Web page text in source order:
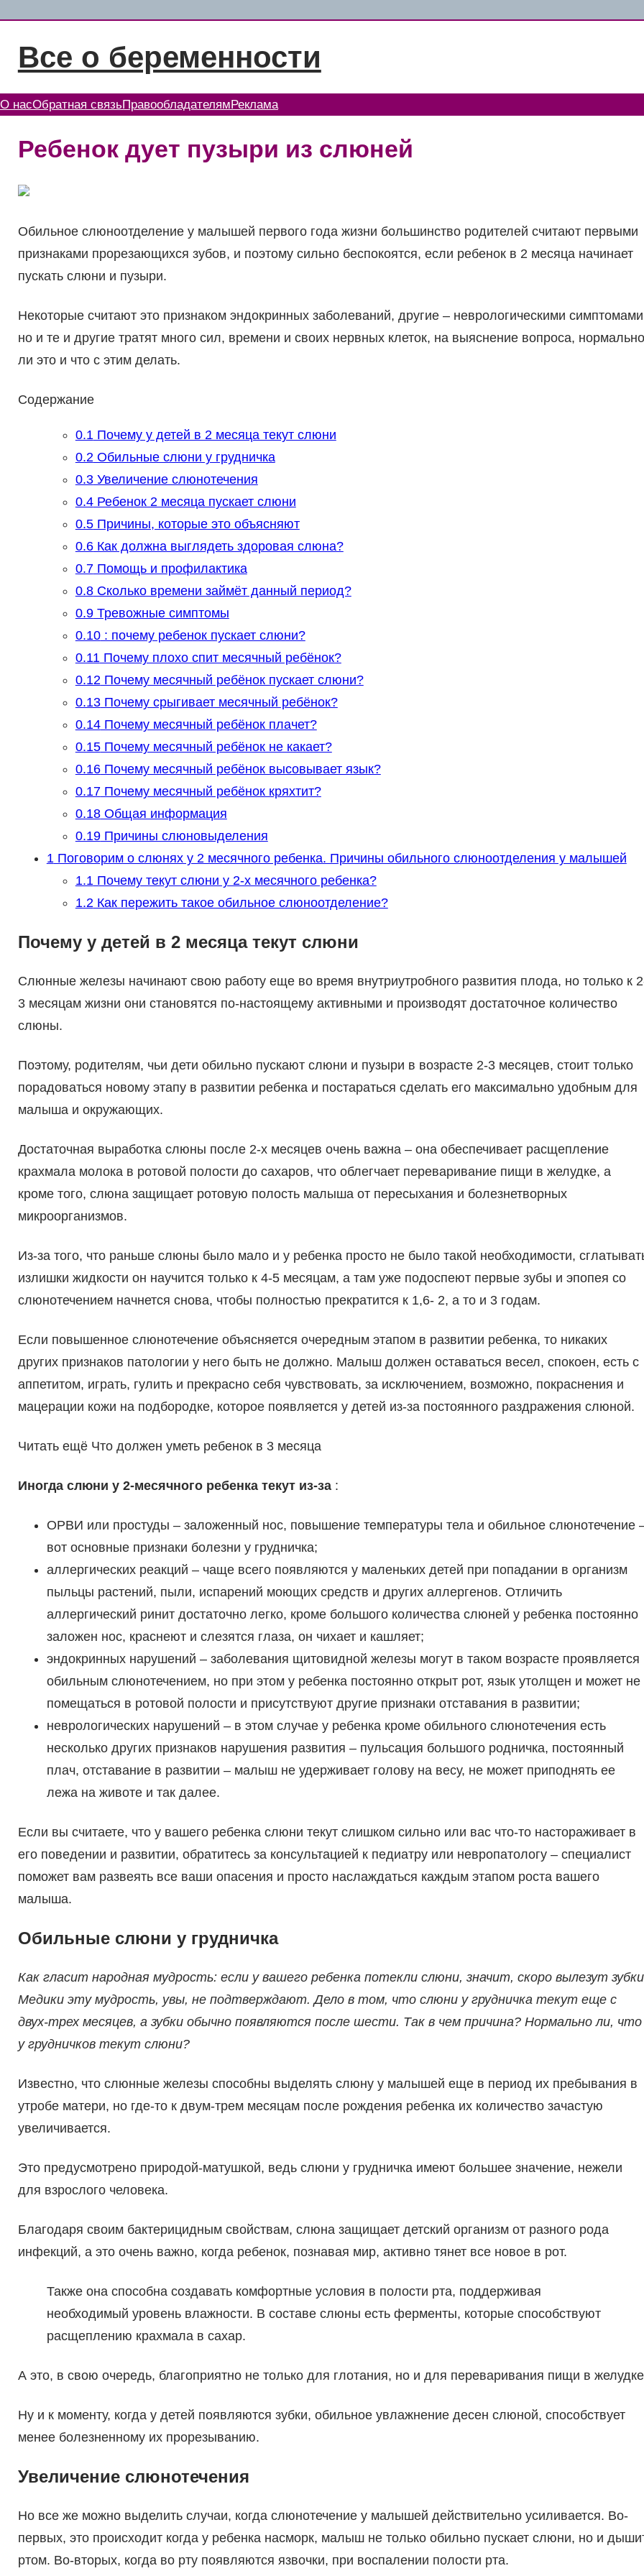
содержимому
Все о беременности
О насОбратная связьПравообладателям Реклама
Ребенок дует пузыри из слюней
Обильное слюноотделение у малышей первого года жизни большинство родителей считают первыми
признаками прорезающихся зубов, и поэтому сильно беспокоятся, если ребенок в 2 месяца начинает
пускать слюни и пузыри.
Некоторые считают это признаком эндокринных заболеваний, другие – неврологическими
но и те и другие тратят много сил, времени и своих нервных клеток, на выяснение вопроса, нормально
ли это и что с этим делать.
Содержание
0.1Почему у детей в 2 месяца текут слюни
0.2Обильные слюни у грудничка
0.3Увеличение слюнотечения
0.4Ребенок 2 месяца пускает слюни
0.5Причины, которые это объясняют
0.6Как должна выглядеть здоровая слюна?
0.7Помощь и профилактика
0.8Сколько времени займёт данный период?
0.9Тревожные симптомы
0.10: почему ребенок пускает слюни?
0.11Почему плохо спит месячный ребёнок?
0.12Почему месячный ребёнок пускает слюни?
0.13Почему срыгивает месячный ребёнок?
0.14Почему месячный ребёнок плачет?
0.15Почему месячный ребёнок не какает?
0.16Почему месячный ребёнок высовывает язык?
0.17Почему месячный ребёнок кряхтит?
0.18Общая информация
0.19Причины слюновыделения
1Поговорим о слюнях у 2 месячного ребенка. Причины обильного слюноотделения у малышей
1.1Почему текут слюни у 2-х месячного ребенка?
1.2Как пережить такое обильное слюноотделение?
Почему у детей в 2 месяца текут слюни
Слюнные железы начинают свою работу еще во время внутриутробного развития плода, но только к
3 месяцам жизни они становятся по-настоящему активными и производят достаточное количество
слюны.
Поэтому, родителям, чьи дети обильно пускают слюни и пузыри в возрасте 2-3 месяцев, стоит только
порадоваться новому этапу в развитии ребенка и постараться сделать его максимально удобным для
малыша и окружающих.
Достаточная выработка слюны после 2-х месяцев очень важна – она обеспечивает расщепление
крахмала молока в ротовой полости до сахаров, что облегчает переваривание пищи в желудке, а
кроме того, слюна защищает ротовую полость малыша от пересыхания и болезнетворных
микроорганизмов.
Из-за того, что раньше слюны было мало и у ребенка просто не было такой необходимости,
излишки жидкости он научится только к 4-5 месяцам, а там уже подоспеют первые зубы и эпопея со
слюнотечением начнется снова, чтобы полностью прекратится к 1,6- 2, а то и 3 годам.
Если повышенное слюнотечение объясняется очередным этапом в развитии ребенка, то никаких
других признаков патологии у него быть не должно. Малыш должен оставаться весел, спокоен, есть с
аппетитом, играть, гулить и прекрасно себя чувствовать, за исключением, возможно, покраснения и
мацерации кожи на подбородке, которое появляется у детей из-за постоянного раздражения слюной.
Читать ещё Что должен уметь ребенок в 3 месяца
Иногда слюни у 2-месячного ребенка текут из-за:
ОРВИ или простуды – заложенный нос, повышение температуры тела и обильное слюнотечение
вот основные признаки болезни у грудничка;
аллергических реакций – чаще всего появляются у маленьких детей при попадании в организм
пыльцы растений, пыли, испарений моющих средств и других аллергенов. Отличить
аллергический ринит достаточно легко, кроме большого количества слюней у ребенка постоянно
заложен нос, краснеют и слезятся глаза, он чихает и кашляет;
эндокринных нарушений – заболевания щитовидной железы могут в таком возрасте проявляется
обильным слюнотечением, но при этом у ребенка постоянно открыт рот, язык утолщен и может не
помещаться в ротовой полости и присутствуют другие признаки отставания в развитии;
неврологических нарушений – в этом случае у ребенка кроме обильного слюнотечения есть
несколько других признаков нарушения развития – пульсация большого родничка, постоянный
плач, отставание в развитии – малыш не удерживает голову на весу, не может приподнять ее
лежа на животе и так далее.
Если вы считаете, что у вашего ребенка слюни текут слишком сильно или вас что-то настораживает в
его поведении и развитии, обратитесь за консультацией к педиатру или невропатологу – специалист
поможет вам развеять все ваши опасения и просто наслаждаться каждым этапом роста вашего
малыша.
Обильные слюни у грудничка
Как гласит народная мудрость: если у вашего ребенка потекли слюни, значит, скоро вылезут
Медики эту мудрость, увы, не подтверждают. Дело в том, что слюни у грудничка текут еще с
двух-трех месяцев, а зубки обычно появляются после шести. Так в чем причина? Нормально ли, что
у грудничков текут слюни?
Известно, что слюнные железы способны выделять слюну у малышей еще в период их пребывания в
утробе матери, но где-то к двум-трем месяцам после рождения ребенка их количество зачастую
увеличивается.
Это предусмотрено природой-матушкой, ведь слюни у грудничка имеют большее значение, нежели
для взрослого человека.
Благодаря своим бактерицидным свойствам, слюна защищает детский организм от разного рода
инфекций, а это очень важно, когда ребенок, познавая мир, активно тянет все новое в рот.
Также она способна создавать комфортные условия в полости рта, поддерживая
необходимый уровень влажности. В составе слюны есть ферменты, которые способствуют
расщеплению крахмала в сахар.
А это, в свою очередь, благоприятно не только для глотания, но и для переваривания пищи в
Ну и к моменту, когда у детей появляются зубки, обильное увлажнение десен слюной, способствует
менее болезненному их прорезыванию.
Увеличение слюнотечения
Но все же можно выделить случаи, когда слюнотечение у малышей действительно усиливается. Во-
первых, это происходит когда у ребенка насморк, малыш не только обильно пускает слюни, но и
ртом. Во-вторых, когда во рту появляются язвочки, при воспалении полости рта.